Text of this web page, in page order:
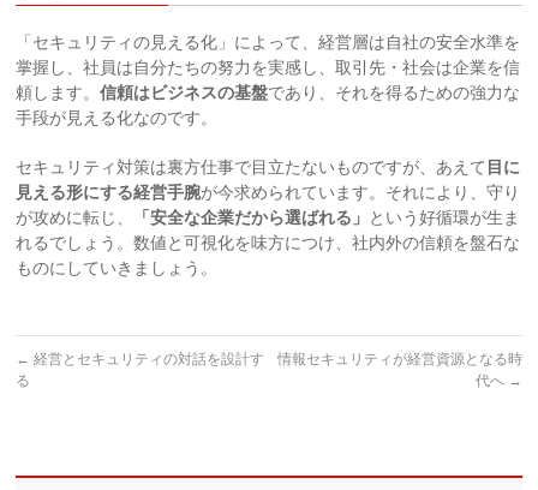
「セキュリティの見える化」によって、経営層は自社の安全水準を
掌握し、社員は自分たちの努力を実感し、取引先・社会は企業を信
頼します。信頼はビジネスの基盤であり、それを得るための強力な
手段が見える化なのです。
セキュリティ対策は裏方仕事で目立たないものですが、あえて 目に
見える形にする経営手腕が今求められています。それにより、守り
が攻めに転じ、
「安全な企業だから選ばれる」 という好循環が生ま
れるでしょう。数値と可視化を味方につけ、社内外の信頼を盤石な
ものにしていきましょう。
← 経営とセキュリティの対話を設計す
る
情報セキュリティが経営資源となる時
代へ →